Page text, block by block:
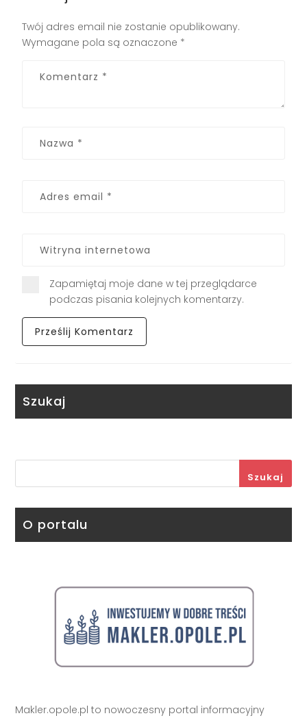
Twój adres email nie zostanie opublikowany.
Wymagane pola są oznaczone *
Zapamiętaj moje dane w tej przeglądarce
podczas pisania kolejnych komentarzy.
Szukaj
Szukaj
O portalu
Makler.opole.pl to nowoczesny portal informacyjny